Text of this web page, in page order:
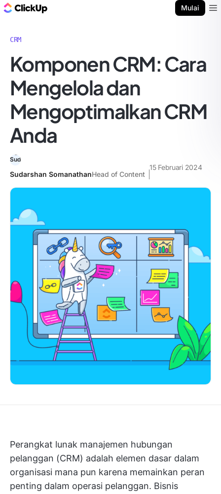
Mulai
CRM
Komponen CRM: Cara
Mengelola dan
Mengoptimalkan CRM
Anda
Sudarshan SomanathanHead of Content
15 Februari 2024
Perangkat lunak manajemen hubungan
pelanggan (CRM) adalah elemen dasar dalam
organisasi mana pun karena memainkan peran
penting dalam operasi pelanggan. Bisnis